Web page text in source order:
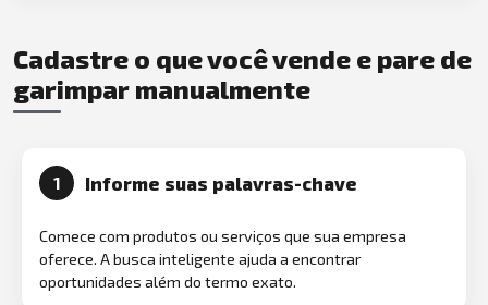
Cadastre o que você vende e pare de
garimpar manualmente
1 Informe suas palavras-chave
Comece com produtos ou serviços que sua empresa
oferece. A busca inteligente ajuda a encontrar
oportunidades além do termo exato.